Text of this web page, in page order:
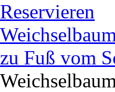
Reservieren
zu Fuß vom